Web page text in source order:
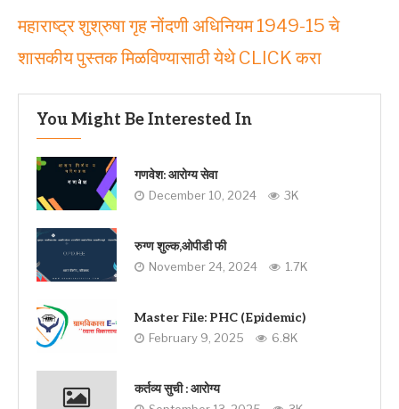
महाराष्ट्र शुश्रुषा गृह नोंदणी अधिनियम 1949-15 चे
शासकीय पुस्तक मिळविण्यासाठी येथे CLICK करा
You Might Be Interested In
गणवेश: आरोग्य सेवा
December 10, 2024 3K
रुग्ण शुल्क,ओपीडी फी
November 24, 2024 1.7K
Master File: PHC (Epidemic)
February 9, 2025 6.8K
कर्तव्य सुची : आरोग्य